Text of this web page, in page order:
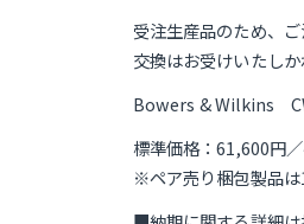
受注生産品のため、
交換はお受けいたし
Bowers & Wilkins
標準価格：61,600円／
※ペア売り梱包製品